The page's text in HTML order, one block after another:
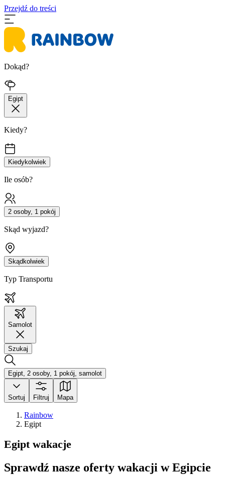
Przejdź do treści
Dokąd?
Egipt
Kiedy?
Kiedykolwiek
Ile osób?
2 osoby, 1 pokój
Skąd wyjazd?
Skądkolwiek
Typ Transportu
Samolot
Szukaj
Egipt, 2 osoby, 1 pokój, samolot
Sortuj Filtruj Mapa
Rainbow
Egipt
Egipt wakacje
Sprawdź nasze oferty wakacji w Egipcie